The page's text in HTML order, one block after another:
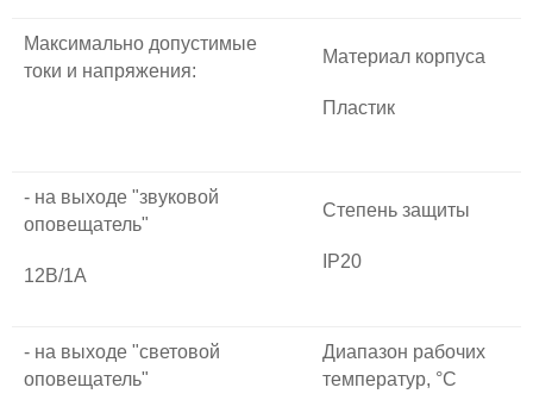
Максимально допустимые
токи и напряжения:
Материал корпуса
Пластик
- на выходе "звуковой
оповещатель"
12В/1А
Степень защиты
IP20
- на выходе "световой
оповещатель"
Диапазон рабочих
температур, °С